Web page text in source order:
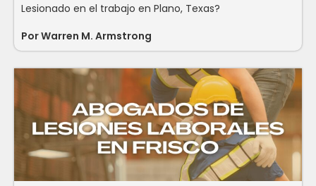
Lesionado en el trabajo en Plano, Texas?
PorWarren M. Armstrong